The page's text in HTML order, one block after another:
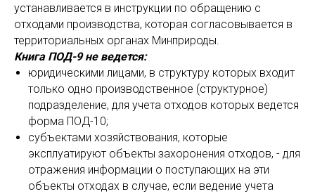
устанавливается в инструкции по обращению с
отходами производства, которая согласовывается в
территориальных органах Минприроды.
Книга ПОД-9 не ведется:
юридическими лицами, в структуру которых входит
только одно производственное (структурное)
подразделение, для учета отходов которых ведется
форма ПОД-10;
субъектами хозяйствования, которые
эксплуатируют объекты захоронения отходов, - для
отражения информации о поступающих на эти
объекты отходах в случае, если ведение учета